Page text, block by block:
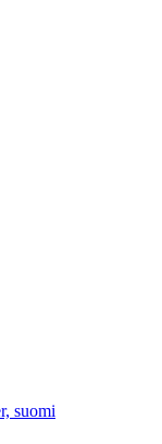
suomi